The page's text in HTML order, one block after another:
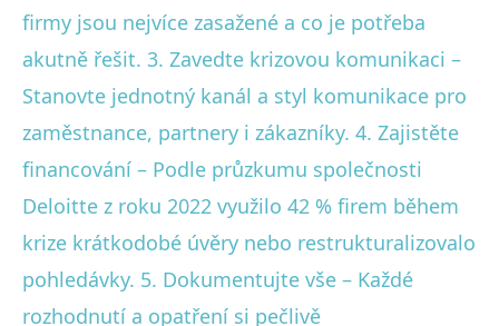
firmy jsou nejvíce zasažené a co je potřeba
akutně řešit. 3. Zavedte krizovou komunikaci –
Stanovte jednotný kanál a styl komunikace pro
zaměstnance, partnery i zákazníky. 4. Zajistěte
financování – Podle průzkumu společnosti
Deloitte z roku 2022 využilo 42 % firem během
krize krátkodobé úvěry nebo restrukturalizovalo
pohledávky. 5. Dokumentujte vše – Každé
rozhodnutí a opatření si pečlivě